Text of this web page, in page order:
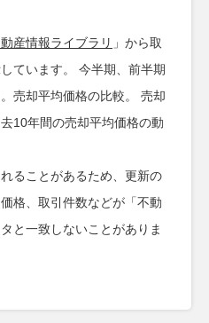
産情報ライブラリ 」から取
ています。 今半期、前半期
売却平均価格の比較。 売却
10年間の売却平均価格の動
ることがあるため、更新の
格、取引件数などが「不動
と一致しないことがありま